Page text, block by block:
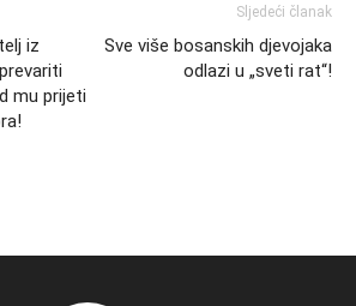
iz
mu prijeti
Sljedeći članak
Sve više bosanskih djevojaka
odlazi u „sveti rat“!